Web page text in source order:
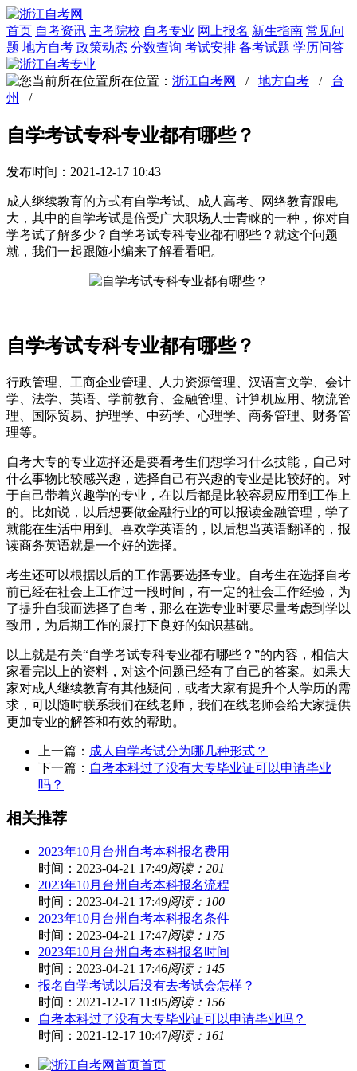
首页 自考资讯 主考院校 自考专业 网上报名 新生指南 常见问
题 地方自考 政策动态 分数查询 考试安排 备考试题 学历问答
所在位置： 浙江自考网 / 地方自考 / 台
州
/
自学考试专科专业都有哪些？
发布时间：2021-12-17 10:43
成人继续教育的方式有自学考试、成人高考、网络教育跟电
大，其中的自学考试是倍受广大职场人士青睐的一种，你对自
学考试了解多少？自学考试专科专业都有哪些？就这个问题
就，我们一起跟随小编来了解看看吧。
自学考试专科专业都有哪些？
行政管理、工商企业管理、人力资源管理、汉语言文学、会计
学、法学、英语、学前教育、金融管理、计算机应用、物流管
理、国际贸易、护理学、中药学、心理学、商务管理、财务管
理等。
自考大专的专业选择还是要看考生们想学习什么技能，自己对
什么事物比较感兴趣，选择自己有兴趣的专业是比较好的。对
于自己带着兴趣学的专业，在以后都是比较容易应用到工作上
的。比如说，以后想要做金融行业的可以报读金融管理，学了
就能在生活中用到。喜欢学英语的，以后想当英语翻译的，报
读商务英语就是一个好的选择。
考生还可以根据以后的工作需要选择专业。自考生在选择自考
前已经在社会上工作过一段时间，有一定的社会工作经验，为
了提升自我而选择了自考，那么在选专业时要尽量考虑到学以
致用，为后期工作的展打下良好的知识基础。
以上就是有关“自学考试专科专业都有哪些？”的内容，相信大
家看完以上的资料，对这个问题已经有了自己的答案。如果大
家对成人继续教育有其他疑问，或者大家有提升个人学历的需
求，可以随时联系我们在线老师，我们在线老师会给大家提供
更加专业的解答和有效的帮助。
上一篇： 成人自学考试分为哪几种形式？
下一篇： 自考本科过了没有大专毕业证可以申请毕业
吗？
相关推荐
2023年10月台州自考本科报名费用
时间：2023-04-21 17:49阅读：201
2023年10月台州自考本科报名流程
时间：2023-04-21 17:49阅读：100
2023年10月台州自考本科报名条件
时间：2023-04-21 17:47阅读：175
2023年10月台州自考本科报名时间
时间：2023-04-21 17:46阅读：145
报名自学考试以后没有去考试会怎样？
时间：2021-12-17 11:05阅读：156
自考本科过了没有大专毕业证可以申请毕业吗？
时间：2021-12-17 10:47阅读：161
首页